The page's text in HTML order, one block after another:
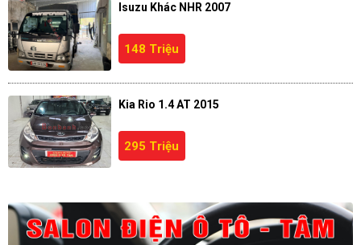
Isuzu Khác NHR 2007
148 Triệu
Kia Rio 1.4 AT 2015
295 Triệu